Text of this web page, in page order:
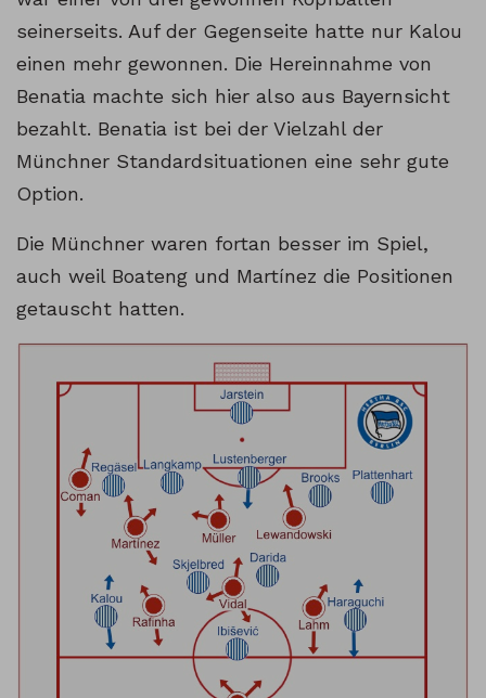
seinerseits. Auf der Gegenseite hatte nur Kalou
einen mehr gewonnen. Die Hereinnahme von
Benatia machte sich hier also aus Bayernsicht
bezahlt. Benatia ist bei der Vielzahl der
Münchner Standardsituationen eine sehr gute
Option.
Die Münchner waren fortan besser im Spiel,
auch weil Boateng und Martínez die Positionen
getauscht hatten.